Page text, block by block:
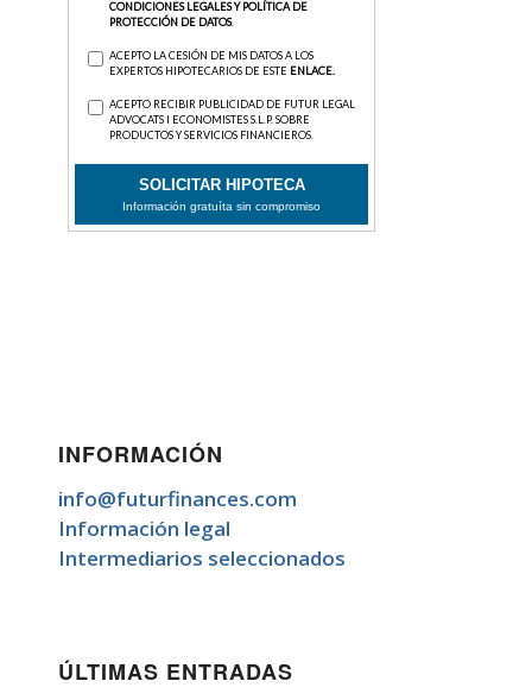
INFORMACIÓN
info@futurfinances.com
Información legal
Intermediarios seleccionados
ÚLTIMAS ENTRADAS